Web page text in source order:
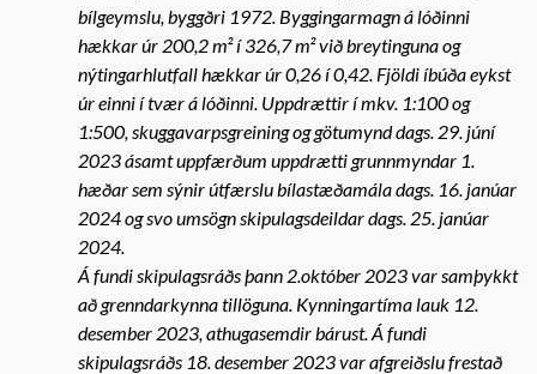
bílgeymslu, byggðri 1972. Byggingarmagn á lóðinni
hækkar úr 200,2 m² í 326,7 m² við breytinguna og
nýtingarhlutfall hækkar úr 0,26 í 0,42. Fjöldi íbúða eykst
úr einni í tvær á lóðinni. Uppdrættir í mkv. 1:100 og
1:500, skuggavarpsgreining og götumynd dags. 29. júní
2023 ásamt uppfærðum uppdrætti grunnmyndar 1.
hæðar sem sýnir útfærslu bílastæðamála dags. 16. janúar
2024 og svo umsögn skipulagsdeildar dags. 25. janúar
2024.
Á fundi skipulagsráðs þann 2.október 2023 var samþykkt
að grenndarkynna tillöguna. Kynningartíma lauk 12.
desember 2023, athugasemdir bárust. Á fundi
skipulagsráðs 18. desember 2023 var afgreiðslu frestað